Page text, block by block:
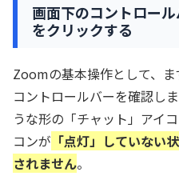
画面下のコントロール
をクリックする
Zoomの基本操作として、
コントロールバーを確認し
うな形の「チャット」アイ
コンが 「点灯」していない
されません。